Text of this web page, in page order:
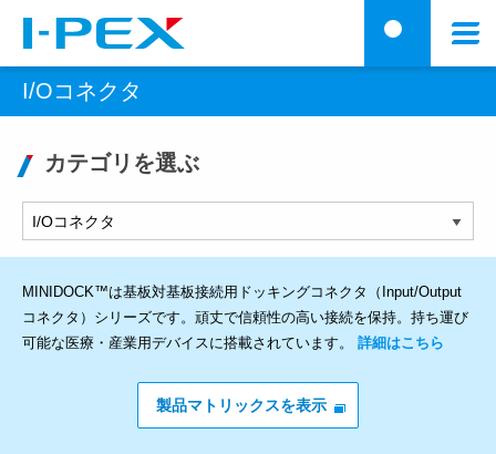
検索
ニ
I/Oコネクタ
カテゴリを選ぶ
MINIDOCK™は基板対基板接続用ドッキングコネクタ（Input/Output
コネクタ）シリーズです。頑丈で信頼性の高い接続を保持。持ち運び
可能な医療・産業用デバイスに搭載されています。 詳細はこちら
製品マトリックスを表示